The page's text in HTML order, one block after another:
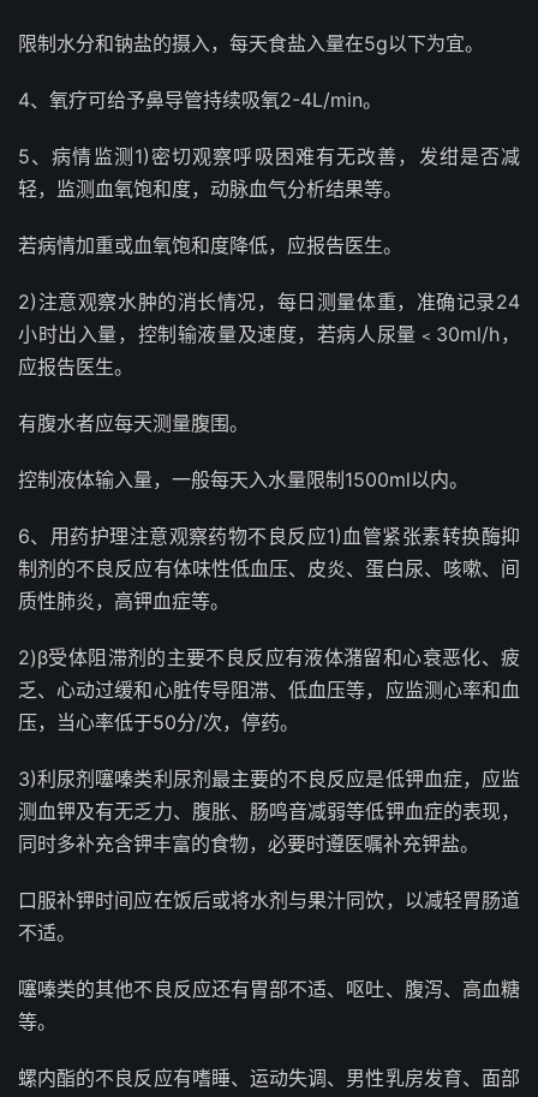
限制水分和钠盐的摄入，每天食盐入量在5g以下为宜。
4、氧疗可给予鼻导管持续吸氧2-4L/min。
5、病情监测1)密切观察呼吸困难有无改善，发绀是否减
轻，监测血氧饱和度，动脉血气分析结果等。
若病情加重或血氧饱和度降低，应报告医生。
2)注意观察水肿的消长情况，每日测量体重，准确记录24
小时出入量，控制输液量及速度，若病人尿量﹤30ml/h，
应报告医生。
有腹水者应每天测量腹围。
控制液体输入量，一般每天入水量限制1500ml以内。
6、用药护理注意观察药物不良反应1)血管紧张素转换酶抑
制剂的不良反应有体味性低血压、皮炎、蛋白尿、咳嗽、间
质性肺炎，高钾血症等。
2)β受体阻滞剂的主要不良反应有液体潴留和心衰恶化、疲
乏、心动过缓和心脏传导阻滞、低血压等，应监测心率和血
压，当心率低于50分/次，停药。
3)利尿剂噻嗪类利尿剂最主要的不良反应是低钾血症，应监
测血钾及有无乏力、腹胀、肠鸣音减弱等低钾血症的表现，
同时多补充含钾丰富的食物，必要时遵医嘱补充钾盐。
口服补钾时间应在饭后或将水剂与果汁同饮，以减轻胃肠道
不适。
噻嗪类的其他不良反应还有胃部不适、呕吐、腹泻、高血糖
等。
螺内酯的不良反应有嗜睡、运动失调、男性乳房发育、面部